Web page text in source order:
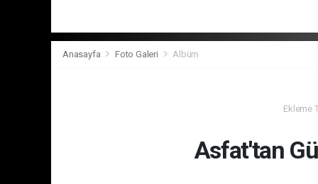
Anasayfa Foto Galeri Albüm
Ekleme
Asfat'tan